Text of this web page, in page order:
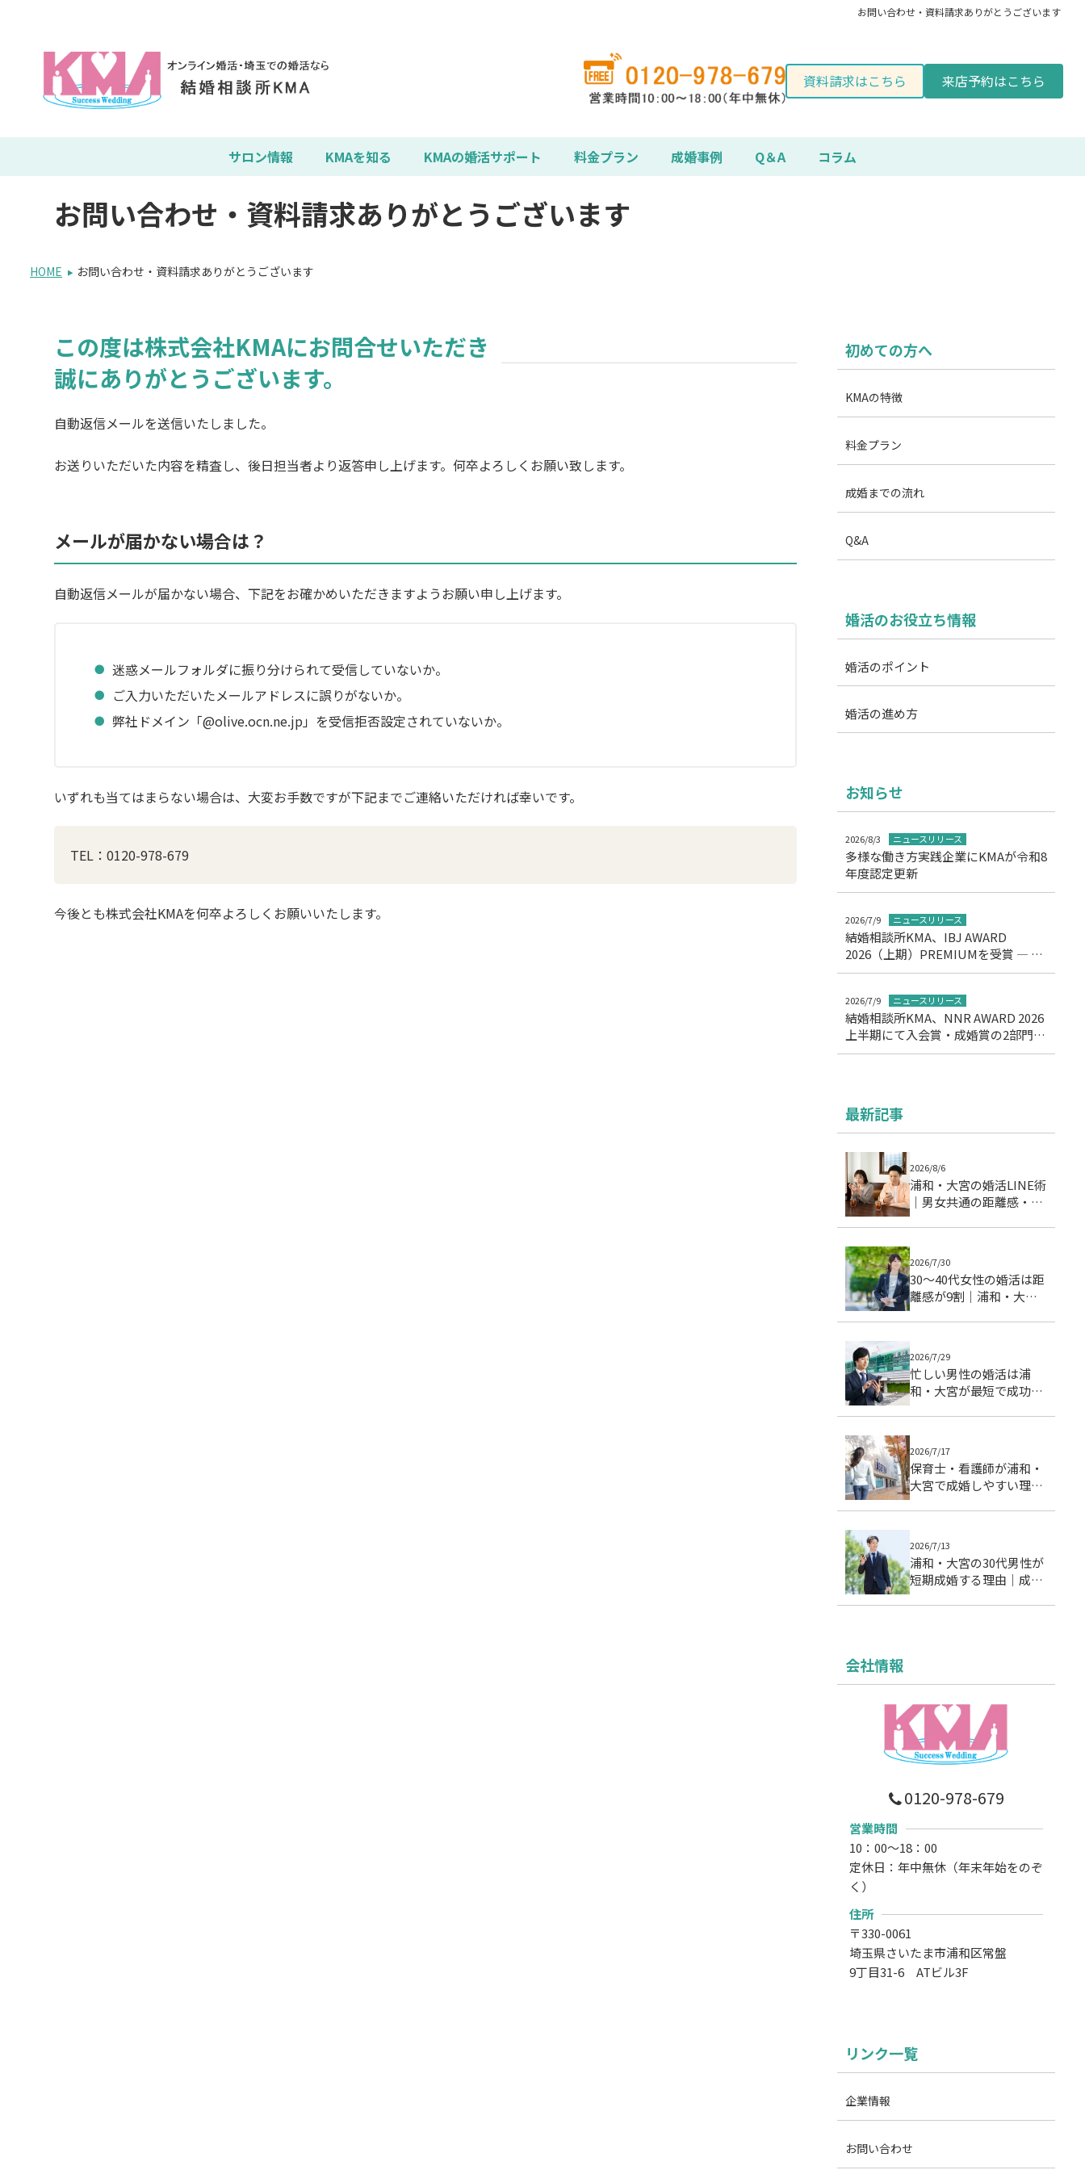
お問い合わせ・資料請求ありがとうございます
資料請求はこちら 来店予約はこちら
サロン情報 KMAを知る KMAの婚活サポート 料金プラン 成婚事例 Q＆A コラム
お問い合わせ・資料請求ありがとうございます
HOME お問い合わせ・資料請求ありがとうございます
この度は株式会社KMAにお問合せいただき
誠にありがとうございます。
自動返信メールを送信いたしました。
お送りいただいた内容を精査し、後日担当者より返答申し上げます。何卒よろしくお願い致します。
メールが届かない場合は？
自動返信メールが届かない場合、下記をお確かめいただきますようお願い申し上げます。
迷惑メールフォルダに振り分けられて受信していないか。
ご入力いただいたメールアドレスに誤りがないか。
弊社ドメイン「@olive.ocn.ne.jp」を受信拒否設定されていないか。
いずれも当てはまらない場合は、大変お手数ですが下記までご連絡いただければ幸いです。
TEL：0120-978-679
今後とも株式会社KMAを何卒よろしくお願いいたします。
初めての方へ
KMAの特徴
料金プラン
成婚までの流れ
Q&A
婚活のお役立ち情報
婚活のポイント
婚活の進め方
お知らせ
2026/8/3 ニュースリリース
多様な働き方実践企業にKMAが令和8
年度認定更新
2026/7/9 ニュースリリース
結婚相談所KMA、IBJ AWARD
2026（上期）PREMIUMを受賞 ― 11
期連続の高評価を達成
2026/7/9 ニュースリリース
結婚相談所KMA、NNR AWARD 2026
上半期にて入会賞・成婚賞の2部門受
賞について
最新記事
2026/8/6
浦和・大宮の婚活LINE術
｜男女共通の距離感・頻
2026/7/30
30〜40代女性の婚活は距
離感が9割｜浦和・大宮
2026/7/29
忙しい男性の婚活は浦
和・大宮が最短で成功す
2026/7/17
保育士・看護師が浦和・
大宮で成婚しやすい理由
2026/7/13
浦和・大宮の30代男性が
短期成婚する理由｜成婚
会社情報
0120-978-679
営業時間
10：00～18：00
定休日：年中無休（年末年始をのぞ
く）
住所
〒330-0061
埼玉県さいたま市浦和区常盤
9丁目31-6 ATビル3F
リンク一覧
企業情報
お問い合わせ